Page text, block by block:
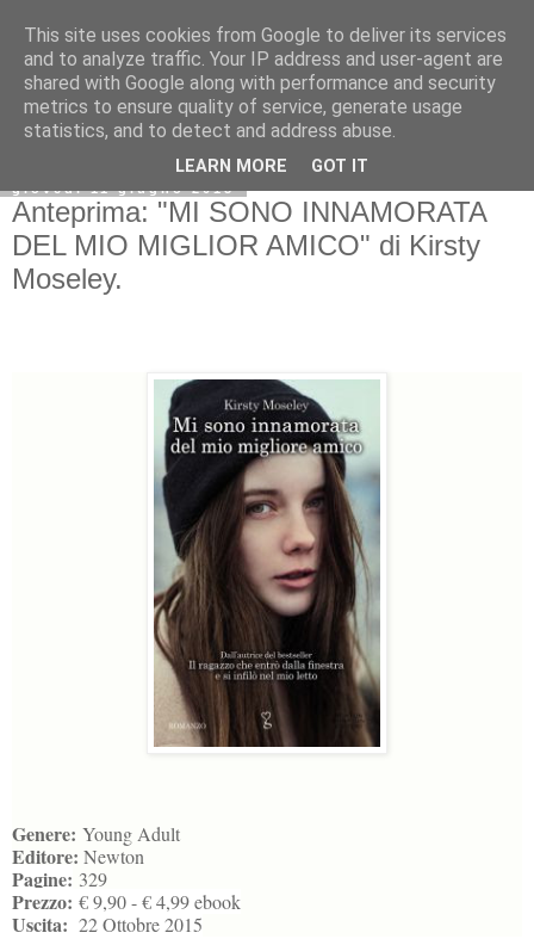
giovedì 11 giugno 2015
Anteprima: "MI SONO INNAMORATA
DEL MIO MIGLIOR AMICO" di Kirsty
Moseley.
Genere: Young Adult
Editore: Newton
Pagine: 329
Prezzo: € 9,90 - € 4,99 ebook
Uscita: 22 Ottobre 2015
This site uses cookies from Google to deliver its services
and to analyze traffic. Your IP address and user-agent are
shared with Google along with performance and security
metrics to ensure quality of service, generate usage
statistics, and to detect and address abuse.
LEARN MORE GOT IT